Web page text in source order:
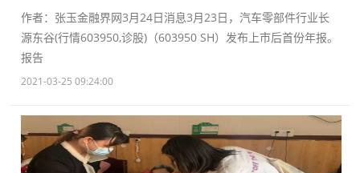
作者：张玉金融界网3月24日消息3月23日，汽车零部件行业长
源东谷(行情603950,诊股)（603950 SH）发布上市后首份年报。
报告
2021-03-25 09:24:00